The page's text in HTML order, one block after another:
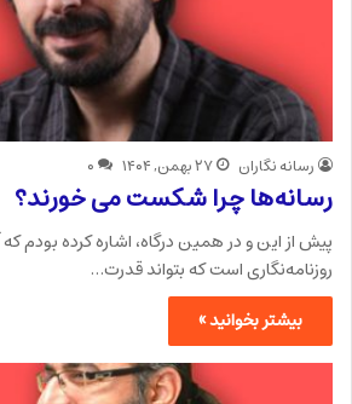
رسانه نگاران ۲۷ بهمن, ۱۴۰۴ ۰
رسانه‌ها چرا شکست می خورند؟
پیش از این و در همین درگاه، اشاره کرده بودم
روزنامه‌نگاری است که بتواند قدرت…
بیشتر بخوانید »